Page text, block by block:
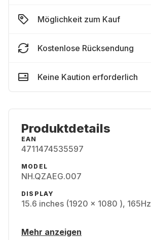
Möglichkeit zum Kauf
Kostenlose Rücksendung
Keine Kaution erforderlich
Produktdetails
EAN
4711474535597
MODEL
NH.QZAEG.007
DISPLAY
15.6 inches (1920 x 1080 ), 165Hz
Mehr anzeigen